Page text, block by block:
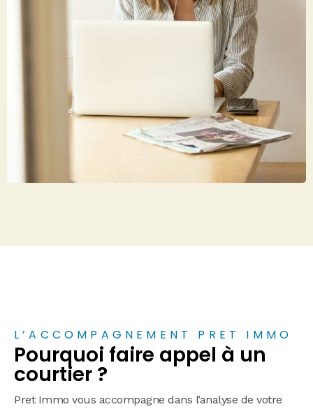
L’ACCOMPAGNEMENT PRET IMMO
Pourquoi faire appel à un
courtier ?
Pret Immo vous accompagne dans l’analyse de votre